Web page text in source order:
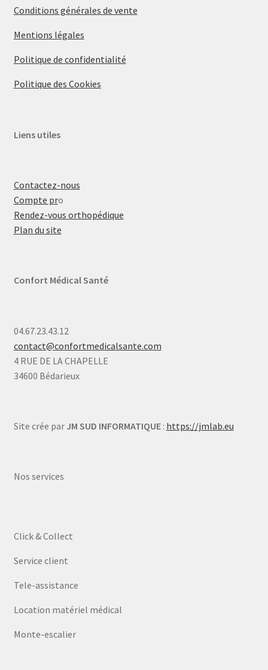
Conditions générales de vente
Mentions légales
Politique de confidentialité
Politique des Cookies
Liens utiles
Contactez-nous
Compte pro
Rendez-vous orthopédique
Plan du site
Confort Médical Santé
04.67.23.43.12
contact@confortmedicalsante.com
4 RUE DE LA CHAPELLE
34600 Bédarieux
Site crée par JM SUD INFORMATIQUE: https://jmlab.eu
Nos services
Click & Collect
Service client
Tele-assistance
Location matériel médical
Monte-escalier